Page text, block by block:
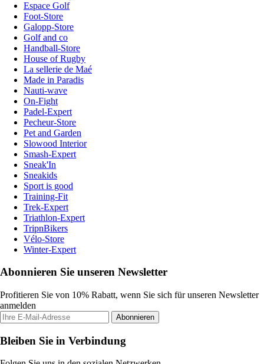
Espace Golf
Foot-Store
Galopp-Store
Golf and co
Handball-Store
House of Rugby
La sellerie de Maé
Made in Paradis
Nauti-wave
On-Fight
Padel-Expert
Pecheur-Store
Pet and Garden
Slowood Interior
Smash-Expert
Sneak'In
Sneakids
Sport is good
Training-Fit
Trek-Expert
Triathlon-Expert
TripnBikers
Vélo-Store
Winter-Expert
Abonnieren Sie unseren Newsletter
Profitieren Sie von 10% Rabatt, wenn Sie sich für unseren Newsletter
anmelden
Abonnieren
Bleiben Sie in Verbindung